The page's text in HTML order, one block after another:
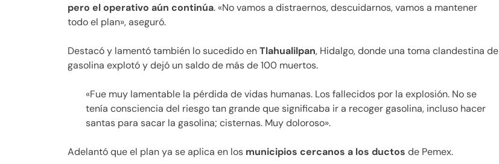
pero el operativo aún continúa. «No vamos a distraernos, descuidarnos, vamos a mantener
todo el plan», aseguró.
Destacó y lamentó también lo sucedido enTlahualilpan, Hidalgo, donde una toma clandestina de
gasolina explotó y dejó un saldo de más de 100 muertos.
«Fue muy lamentable la pérdida de vidas humanas. Los fallecidos por la explosión. No se
tenía consciencia del riesgo tan grande que significaba ir a recoger gasolina, incluso hacer
santas para sacar la gasolina; cisternas. Muy doloroso».
Adelantó que el plan ya se aplica en los municipios cercanos a los ductos de Pemex.